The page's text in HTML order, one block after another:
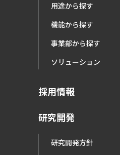
用途から探す
機能から探す
事業部から探す
ソリューション
採用情報
研究開発
研究開発方針